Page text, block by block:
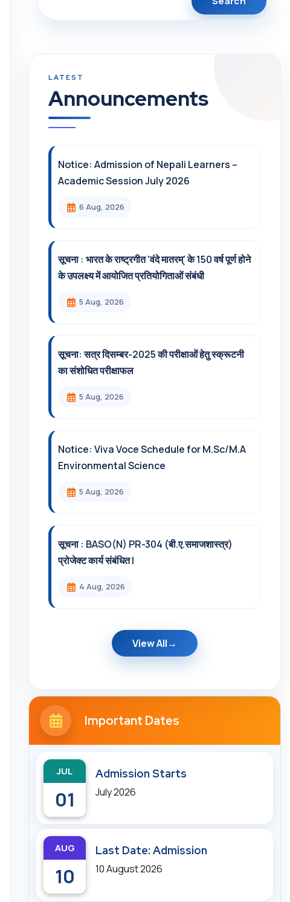
Announcements
Notice: Admission of Nepali Learners –
Academic Session July 2026
6 Aug, 2026
सूचना : भारत के राष्ट्रगीत 'वंदे मातरम्' के 150 वर्ष पूर्ण होने
के उपलक्ष्य में आयोजित प्रतियोगिताओं संबंधी
5 Aug, 2026
सूचना: सत्र दिसम्‍बर-2025 की परीक्षाओं हेतु स्क्रूटनी
का संशोधित परीक्षाफल
5 Aug, 2026
Notice: Viva Voce Schedule for M.Sc/M.A
Environmental Science
5 Aug, 2026
सूचना : BASO(N) PR-304 (बी.ए.समाजशास्त्र)
प्रोजेक्ट कार्य संबंधित l
4 Aug, 2026
View All
Important Dates
JUL
01
Admission Starts
July 2026
AUG
10
Last Date: Admission
10 August 2026